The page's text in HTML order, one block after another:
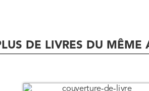
DE LIVRES DU MÊME